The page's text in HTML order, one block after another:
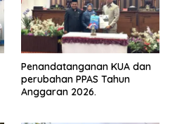
Penandatanganan KUA dan
perubahan PPAS Tahun
Anggaran 2026.